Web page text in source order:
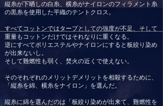
縦糸が下晒しの白糸、横糸がナイロンのフィラメント糸
の黒糸を使用した平織のテントクロス。
すべてコットンではタープとしての強度が不足、そして
重量もコットンだけではそれなりに重くなる。
逆にすべてポリエステルやナイロンにすると板絞り染め
が出来ないし。
そして難燃性も弱く、焚火の近くで使えない。
そのそれぞれのメリットデメリットを相殺するために、
「縦糸を綿、横糸をナイロン」を選んだ。
縦糸に綿を選んだのは「板絞り染めが出来て、難燃性を